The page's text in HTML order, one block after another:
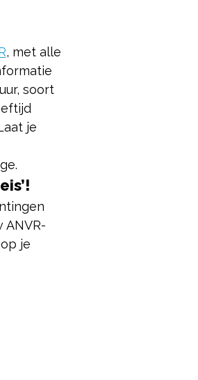
, met alle
soort
je
ANVR-
je